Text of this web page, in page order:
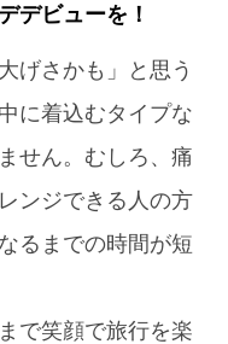
デビューを！
げさかも」と思う
に着込むタイプな
せん。むしろ、痛
ンジできる人の方
るまでの時間が短
で笑顔で旅行を楽